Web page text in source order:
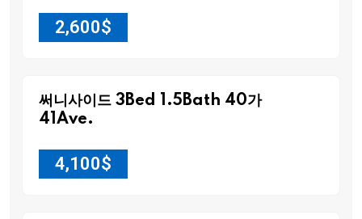
2,600$
써니사이드 3Bed 1.5Bath 40가
41Ave.
4,100$